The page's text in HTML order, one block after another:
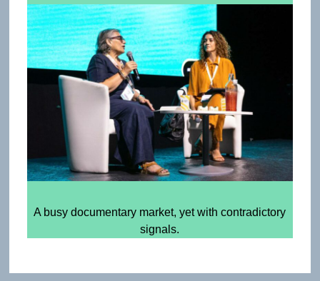
A busy documentary market, yet with contradictory
signals.